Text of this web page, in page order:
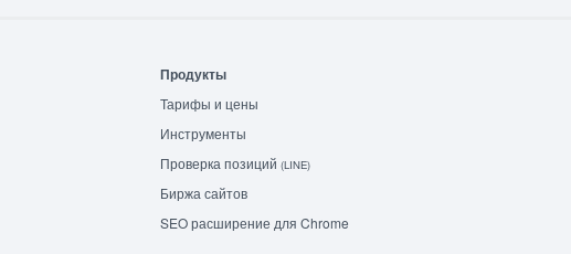
Продукты
Тарифы и цены
Инструменты
Проверка позиций (LINE)
Биржа сайтов
SEO расширение для Chrome